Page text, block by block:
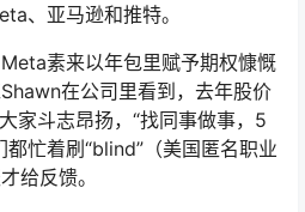
、亚马逊和推特。
素来以年包里赋予期权慷慨
在公司里看到，去年股价
家斗志昂扬，“找同事做事，5
都忙着刷“blind”（美国匿名职业
给反馈。